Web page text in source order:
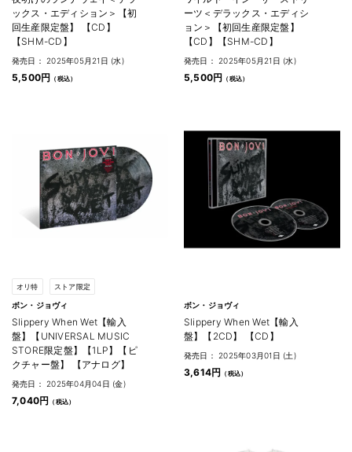
ックス・エディション＞【初
回生産限定盤】 【CD】
【SHM-CD】
発売日： 2025年05月21日 (水)
5,500円
ーツ＜デラックス・エディシ
ョン＞【初回生産限定盤】
【CD】【SHM-CD】
発売日： 2025年05月21日 (水)
5,500円
オリ特 ストア限定
ボン・ジョヴィ
Slippery When Wet【輸入
盤】【UNIVERSAL MUSIC
STORE限定盤】【1LP】【ピ
クチャー盤】 【アナログ】
発売日： 2025年04月04日 (金)
7,040円
ボン・ジョヴィ
Slippery When Wet【輸入
盤】【2CD】 【CD】
発売日： 2025年03月01日 (土)
3,614円